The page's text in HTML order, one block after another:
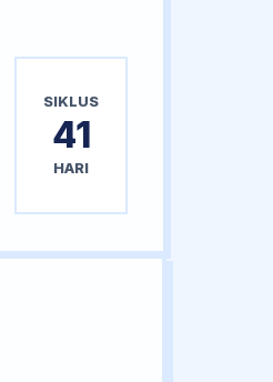
SIKLUS
41
HARI